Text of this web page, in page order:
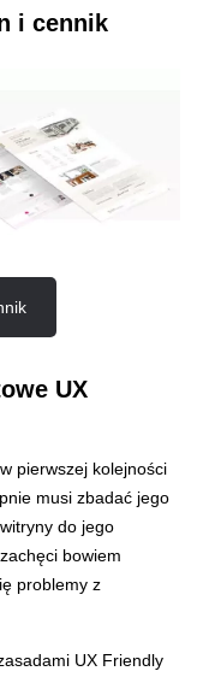
i cennik
UX
pierwszej kolejności
musi zbadać jego
do jego
bowiem
problemy z
UX Friendly